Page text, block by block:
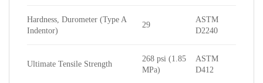
Hardness, Durometer (Type A
Indentor)
29
ASTM
D2240
Ultimate Tensile Strength
268 psi (1.85
MPa)
ASTM
D412